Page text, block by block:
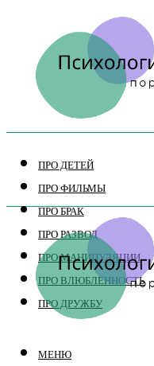
ПРО ДЕТЕЙ
ПРО ФИЛЬМЫ
ПРО БРАК
ПРО РАЗВОД
ПРО МАНИПУЛЯЦИИ
ПРО ВЛЮБЛЕННОСТЬ
ПРО ДРУЖБУ
МЕНЮ